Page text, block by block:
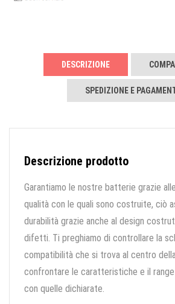
DESCRIZIONE
SPEDIZIONE E
Descrizione prodotto
Garantiamo le nostre batterie grazie
qualità con le quali sono costruite, ciò
durabilità grazie anche al design
difetti. Ti preghiamo di controllare la
compatibilità che si trova al centro
confrontare le caratteristiche e il
con quelle dichiarate.